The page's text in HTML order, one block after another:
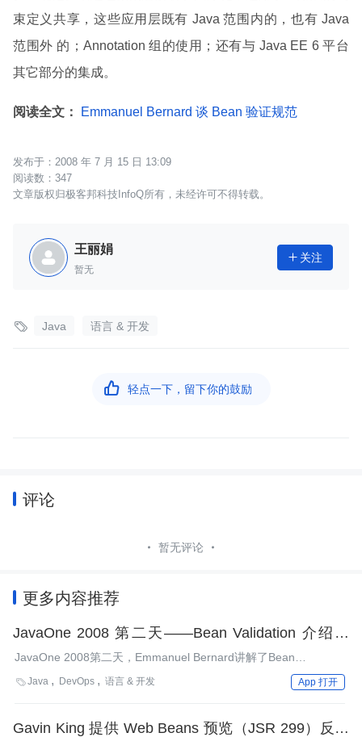
束定义共享，这些应用层既有 Java 范围内的，也有 Java
范围外 的；Annotation 组的使用；还有与 Java EE 6 平台
其它部分的集成。
阅读全文： Emmanuel Bernard 谈 Bean 验证规范
2008 年 7 月 15 日 13:09
347
文章版权归极客邦科技InfoQ所有，未经许可不得转载。
王丽娟
暂无
 关注
 Java 语言 & 开发
 轻点一下，留下你的鼓励
评论
暂无评论
更多内容推荐
JavaOne 2008 第二天——Bean Validation 介绍及
Oracle 的 Fusion 中间件预览
JavaOne 2008第二天，Emmanuel Bernard讲解了Bean
Validation框架（JSR 303）。该规范的目标是提供一个统一的方式
来表示并实现Java应用中的约束。一大早，Oracle团队预展了
Java DevOps 语言 & 开发 App 打开
Gavin King 提供 Web Beans 预览（JSR 299）反映